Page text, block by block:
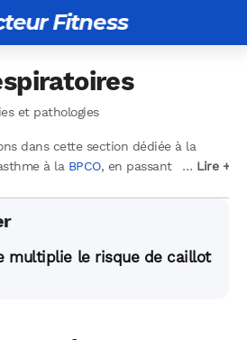
Fitness
et pathologies
dans cette section dédiée à la
à la BPCO, en passant par
bonne santé.
… Lire +
… Lire +
multiplie le risque de caillot